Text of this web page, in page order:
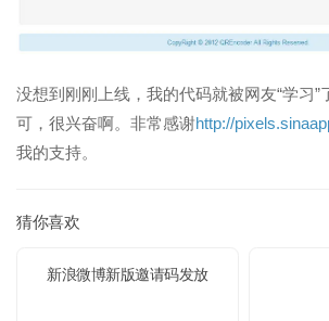
没想到刚刚上线，我的代码就被网友“学习”
可，很兴奋啊。非常感谢http://
我的支持。
猜你喜欢
新浪微博新版邀请码发放